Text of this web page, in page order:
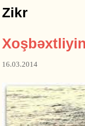
Zikr
16.03.2014